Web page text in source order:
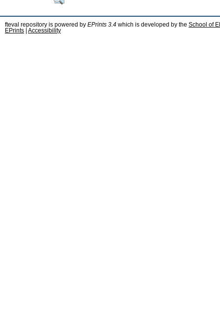
fteval repository is powered by EPrints 3.4 which is developed by the School of
EPrints
Accessibility